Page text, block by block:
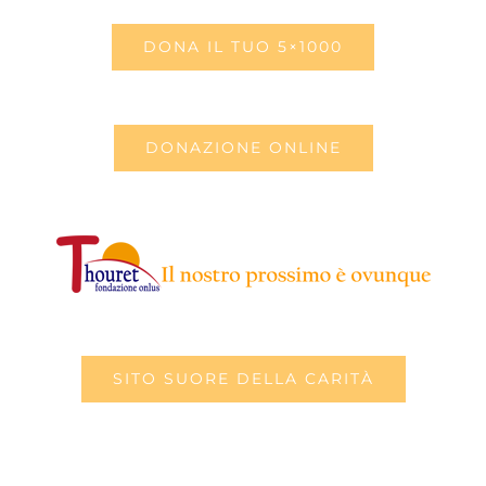
DONA IL TUO 5×1000
DONAZIONE ONLINE
SITO SUORE DELLA CARITÀ